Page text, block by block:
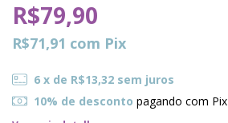
R$79,90
R$71,91 com Pix
6 x de R$13,32 sem juros
10% de desconto pagando com Pix